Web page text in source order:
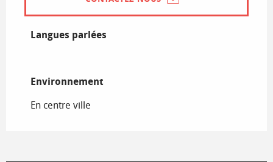
Langues parlées
Langues parlées
Environnement
Environnement
En centre ville